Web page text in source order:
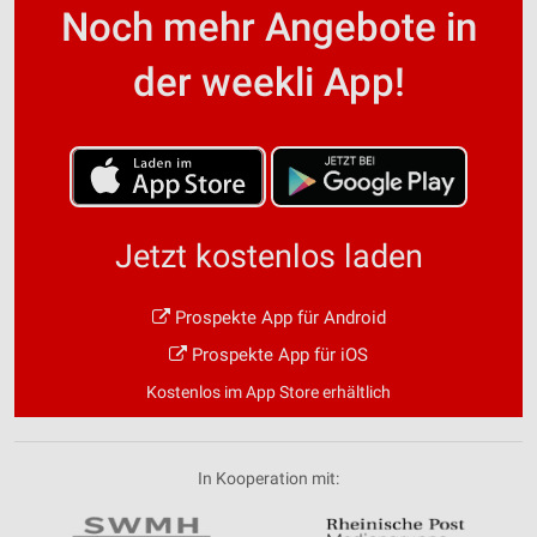
Noch mehr Angebote in
der weekli App!
Jetzt kostenlos laden
Prospekte App für Android
Prospekte App für iOS
Kostenlos im App Store erhältlich
In Kooperation mit: